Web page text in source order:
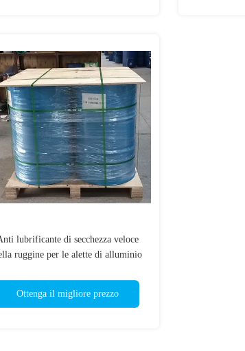
lubrificante di secchezza veloce
ruggine per le alette di alluminio
Ottenga il migliore prezzo